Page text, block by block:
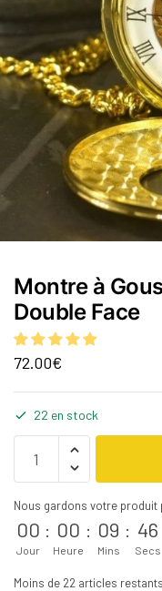
Montre à
Double Face
72.00€
22 en stock
Nous gardons votre produit
00
Jour
: 00
Heure
: 09
Mins
: 45
Secs
Moins de 22 articles